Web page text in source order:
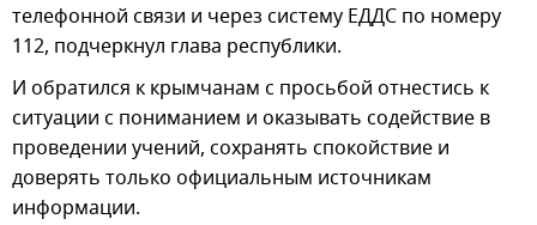
телефонной связи и через систему ЕДДС по номеру
112, подчеркнул глава республики.
И обратился к крымчанам с просьбой отнестись к
ситуации с пониманием и оказывать содействие в
проведении учений, сохранять спокойствие и
доверять только официальным источникам
информации.